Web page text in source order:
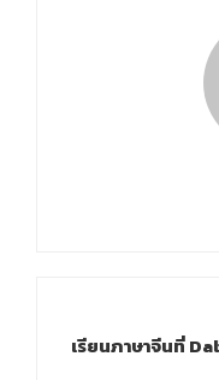
เรียนภาษาจีนที่